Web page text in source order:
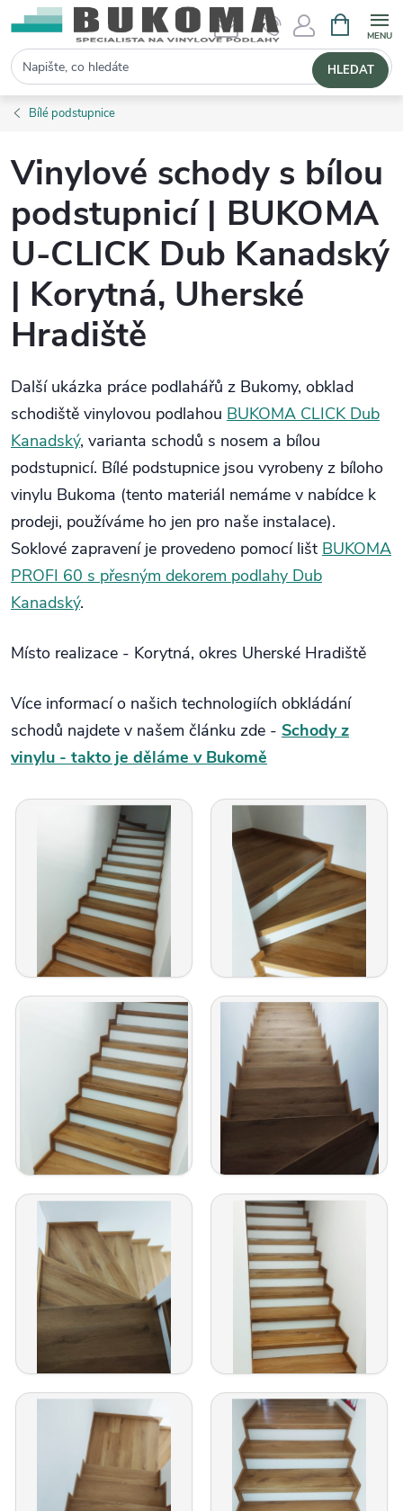
Hledat HLEDAT
Bílé podstupnice
Vinylové schody s bílou
podstupnicí | BUKOMA
U-CLICK Dub Kanadský
| Korytná, Uherské
Hradiště
Další ukázka práce podlahářů z Bukomy, obklad
schodiště vinylovou podlahou BUKOMA CLICK Dub
Kanadský, varianta schodů s nosem a bílou
podstupnicí. Bílé podstupnice jsou vyrobeny z bíloho
vinylu Bukoma (tento materiál nemáme v nabídce k
prodeji, používáme ho jen pro naše instalace).
Soklové zapravení je provedeno pomocí lišt BUKOMA
PROFI 60 s přesným dekorem podlahy Dub
Kanadský.
Místo realizace - Korytná, okres Uherské Hradiště
Více informací o našich technologiích obkládání
schodů najdete v našem článku zde - Schody z
vinylu - takto je děláme v Bukomě